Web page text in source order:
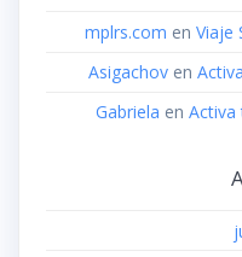
mplrs.com en Viaje
Asigachoven
Gabriela en Activa